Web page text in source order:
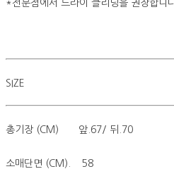
*전문점에서 드라이 클리닝을 권장합니
SIZE
총기장 (CM) 앞.67/ 뒤
소매단면